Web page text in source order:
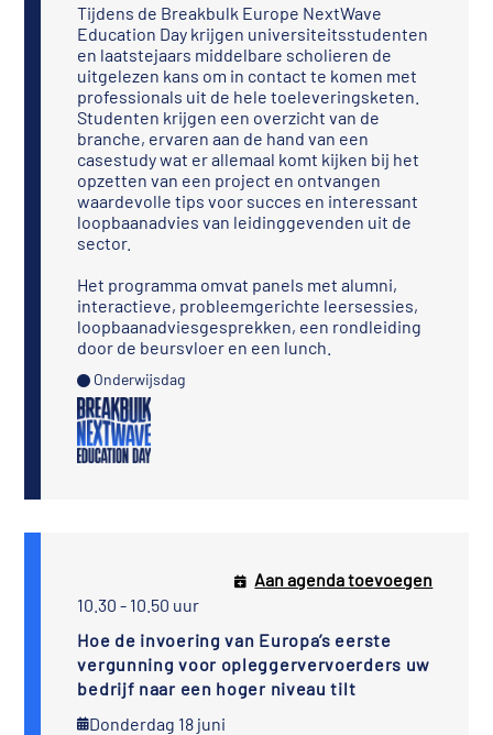
Tijdens de Breakbulk Europe NextWave
Education Day krijgen universiteitsstudenten
en laatstejaars middelbare scholieren de
uitgelezen kans om in contact te komen met
professionals uit de hele toeleveringsketen.
Studenten krijgen een overzicht van de
branche, ervaren aan de hand van een
casestudy wat er allemaal komt kijken bij het
opzetten van een project en ontvangen
waardevolle tips voor succes en interessant
loopbaanadvies van leidinggevenden uit de
sector.
Het programma omvat panels met alumni,
interactieve, probleemgerichte leersessies,
loopbaanadviesgesprekken, een rondleiding
door de beursvloer en een lunch.
Onderwijsdag
10.30 - 10.50 uur
Hoe de invoering van Europa’s eerste
vergunning voor opleggervervoerders uw
bedrijf naar een hoger niveau tilt
Donderdag 18 juni
Aan agenda toevoegen